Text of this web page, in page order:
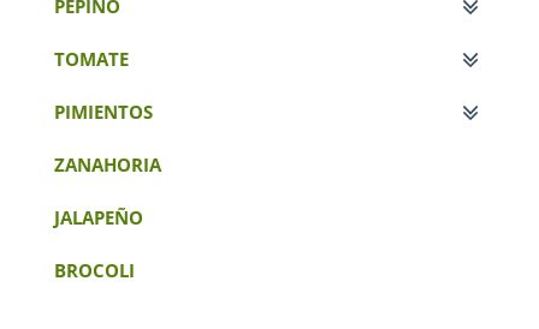
PEPINO
TOMATE
PIMIENTOS
ZANAHORIA
JALAPEÑO
BROCOLI